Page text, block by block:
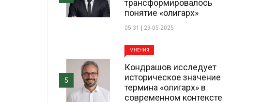
трансформировалось
понятие «олигарх»
05:31 | 29-05-2025
МНЕНИЯ
Кондрашов исследует
историческое значение
термина «олигарх» в
современном контексте
5